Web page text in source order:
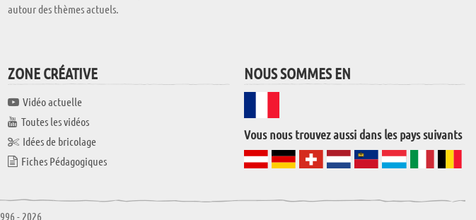
autour des thèmes actuels.
ZONE CRÉATIVE
Vidéo actuelle
Toutes les vidéos
Idées de bricolage
Fiches Pédagogiques
NOUS SOMMES EN
Vous nous trouvez aussi dans les pays suivants
- 2026